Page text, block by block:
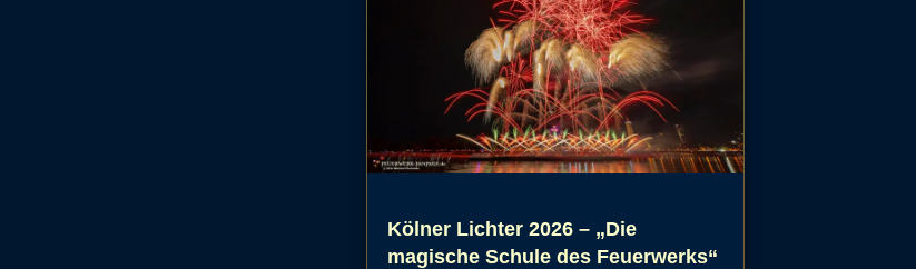
Kölner Lichter 2026 – „Die
magische Schule des Feuerwerks“